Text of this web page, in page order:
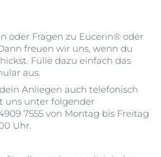
oder Fragen zu Eucerin®️ oder
freuen wir uns, wenn du
Fülle dazu einfach das
aus.
Anliegen auch telefonisch
uns unter folgender
7555 von Montag bis Freitag
Uhr.